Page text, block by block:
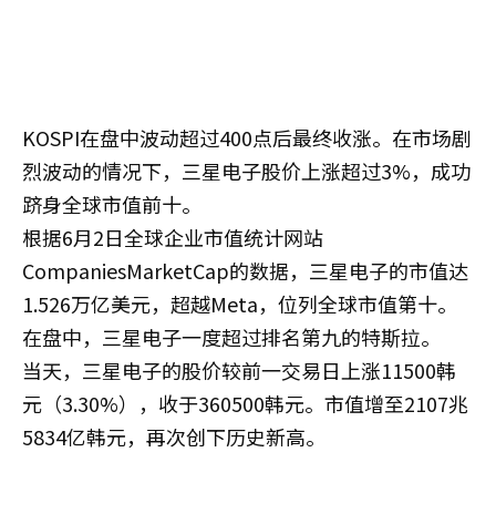
KOSPI在盘中波动超过400点后最终收涨。在市场剧
烈波动的情况下，三星电子股价上涨超过3%，成功
跻身全球市值前十。
根据6月2日全球企业市值统计网站
CompaniesMarketCap的数据，三星电子的市值达
1.526万亿美元，超越Meta，位列全球市值第十。
在盘中，三星电子一度超过排名第九的特斯拉。
当天，三星电子的股价较前一交易日上涨11500韩
元（3.30%），收于360500韩元。市值增至2107兆
5834亿韩元，再次创下历史新高。